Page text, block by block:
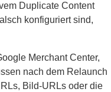
Duplicate Content
konfiguriert sind,
Merchant Center,
nach dem Relaunch
Bild-URLs oder die